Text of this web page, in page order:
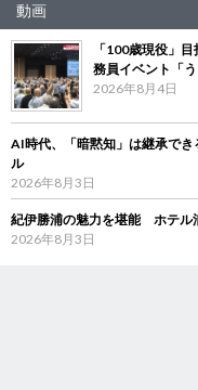
動画
「100歳現役」
務員イベント「
2026年8月4日
AI時代、「暗黙知」は継承で
ル
2026年8月3日
紀伊勝浦の魅力を堪能 ホテル
2026年8月3日